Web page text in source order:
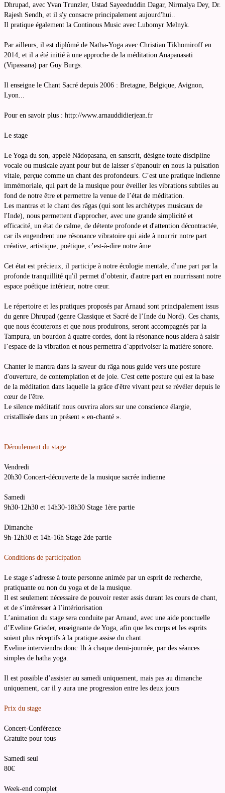
Dhrupad, avec Yvan Trunzler, Ustad Sayeeduddin Dagar, Nirmalya Dey, Dr.
Rajesh Sendh, et il s'y consacre principalement aujourd'hui..
Il pratique également la Continous Music avec Lubomyr Melnyk.
Par ailleurs, il est diplômé de Natha-Yoga avec Christian Tikhomiroff en
2014, et il a été initié à une approche de la méditation Anapanasati
(Vipassana) par Guy Burgs.
Il enseigne le Chant Sacré depuis 2006 : Bretagne, Belgique, Avignon,
Lyon...
Pour en savoir plus : http://www.arnauddidierjean.fr
Le stage
Le Yoga du son, appelé Nâdopasana, en sanscrit, désigne toute discipline
vocale ou musicale ayant pour but de laisser s’épanouir en nous la pulsation
vitale, perçue comme un chant des profondeurs. C’est une pratique indienne
immémoriale, qui part de la musique pour éveiller les vibrations subtiles au
fond de notre être et permettre la venue de l’état de méditation.
Les mantras et le chant des râgas (qui sont les archétypes musicaux de
l'Inde), nous permettent d'approcher, avec une grande simplicité et
efficacité, un état de calme, de détente profonde et d'attention décontractée,
car ils engendrent une résonance vibratoire qui aide à nourrir notre part
créative, artistique, poétique, c’est-à-dire notre âme
Cet état est précieux, il participe à notre écologie mentale, d'une part par la
profonde tranquillité qu'il permet d’obtenir, d'autre part en nourrissant notre
espace poétique intérieur, notre cœur.
Le répertoire et les pratiques proposés par Arnaud sont principalement issus
du genre Dhrupad (genre Classique et Sacré de l’Inde du Nord). Ces chants,
que nous écouterons et que nous produirons, seront accompagnés par la
Tampura, un bourdon à quatre cordes, dont la résonance nous aidera à saisir
l’espace de la vibration et nous permettra d’apprivoiser la matière sonore.
Chanter le mantra dans la saveur du râga nous guide vers une posture
d'ouverture, de contemplation et de joie. C'est cette posture qui est la base
de la méditation dans laquelle la grâce d'être vivant peut se révéler depuis le
cœur de l'être.
Le silence méditatif nous ouvrira alors sur une conscience élargie,
cristallisée dans un présent « en-chanté ».
Déroulement du stage
Vendredi
20h30 Concert-découverte de la musique sacrée indienne
Samedi
9h30-12h30 et 14h30-18h30 Stage 1ère partie
Dimanche
9h-12h30 et 14h-16h Stage 2de partie
Conditions de participation
Le stage s’adresse à toute personne animée par un esprit de recherche,
pratiquante ou non du yoga et de la musique.
Il est seulement nécessaire de pouvoir rester assis durant les cours de chant,
et de s’intéresser à l’intériorisation
L’animation du stage sera conduite par Arnaud, avec une aide ponctuelle
d’Eveline Grieder, enseignante de Yoga, afin que les corps et les esprits
soient plus réceptifs à la pratique assise du chant.
Eveline interviendra donc 1h à chaque demi-journée, par des séances
simples de hatha yoga.
Il est possible d’assister au samedi uniquement, mais pas au dimanche
uniquement, car il y aura une progression entre les deux jours
Prix du stage
Concert-Conférence
Gratuite pour tous
Samedi seul
80€
Week-end complet